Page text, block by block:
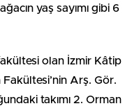
yaş sayımı gibi 6
olan İzmir Kâtip
Arş. Gör.
takımı 2. Orman